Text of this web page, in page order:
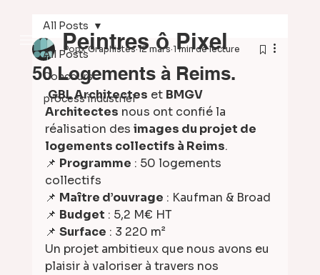
Peintres ô Pixel
All Posts
Concours
process industriel
All Posts
50 Logements à Reims.
Popx Graphistes 12 mars 1 min de lecture
GBL Architectes et BMGV
Architectes nous ont confié la
réalisation des images du projet de
logements collectifs à Reims.
📌 Programme : 50 logements
collectifs
📌 Maître d’ouvrage : Kaufman & Broad
📌 Budget : 5,2 M€ HT
📌 Surface : 3 220 m²
Un projet ambitieux que nous avons eu
plaisir à valoriser à travers nos